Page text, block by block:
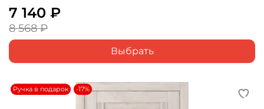
7 140 ₽
8 568 ₽
Выбрать
Ручка в подарок -17%